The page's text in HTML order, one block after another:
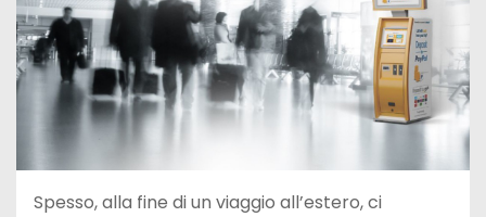
Spesso, alla fine di un viaggio all’estero, ci